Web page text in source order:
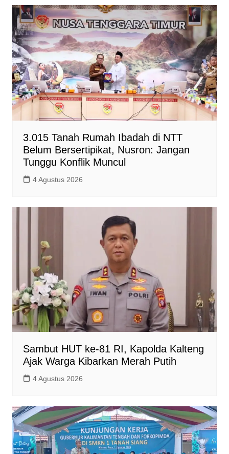
3.015 Tanah Rumah Ibadah di NTT
Belum Bersertipikat, Nusron: Jangan
Tunggu Konflik Muncul
4 Agustus 2026
Sambut HUT ke-81 RI, Kapolda Kalteng
Ajak Warga Kibarkan Merah Putih
4 Agustus 2026